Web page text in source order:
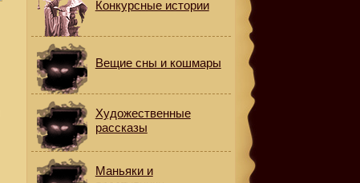
Конкурсные истории
Вещие сны и кошмары
Художественные
рассказы
Маньяки и